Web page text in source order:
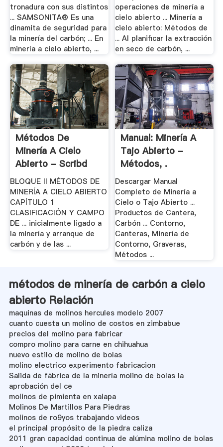
tronadura con sus distintos
... SAMSONITA® Es una
dinamita de seguridad para
la minería del carbón; ... En
minería a cielo abierto, ...
operaciones de minería a
cielo abierto ... Minería a
cielo abierto: Métodos de
... Al planificar la extracción
en seco de carbón, ...
Métodos De
Minería A Cielo
Abierto - Scribd
BLOQUE II MÉTODOS DE
MINERÍA A CIELO ABIERTO
CAPÍTULO 1
CLASIFICACIÓN Y CAMPO
DE ... inicialmente ligado a
la minería y arranque de
carbón y de las ...
Manual: Minería A
Tajo Abierto -
Métodos, .
Descargar Manual
Completo de Minería a
Cielo o Tajo Abierto ...
Productos de Cantera,
Carbón ... Contorno,
Canteras, Minería de
Contorno, Graveras,
Métodos ...
métodos de minería de carbón a cielo
abierto Relación
maquinas de molinos hercules modelo 2007
cuanto cuesta un molino de costos en zimbabue
precios del molino para fabricar
compro molino para carne en chihuahua
nuevo estilo de molino de bolas
molino electrico experimento fabricacion
Salida de fábrica de la minería molino de bolas la
aprobación del ce
molinos de pimienta en xalapa
Molinos De Martillos Para Piedras
molinos de ro9yos trabajando videos
el principal propósito de la piedra caliza
2011 gran capacidad continua de alúmina molino de bolas